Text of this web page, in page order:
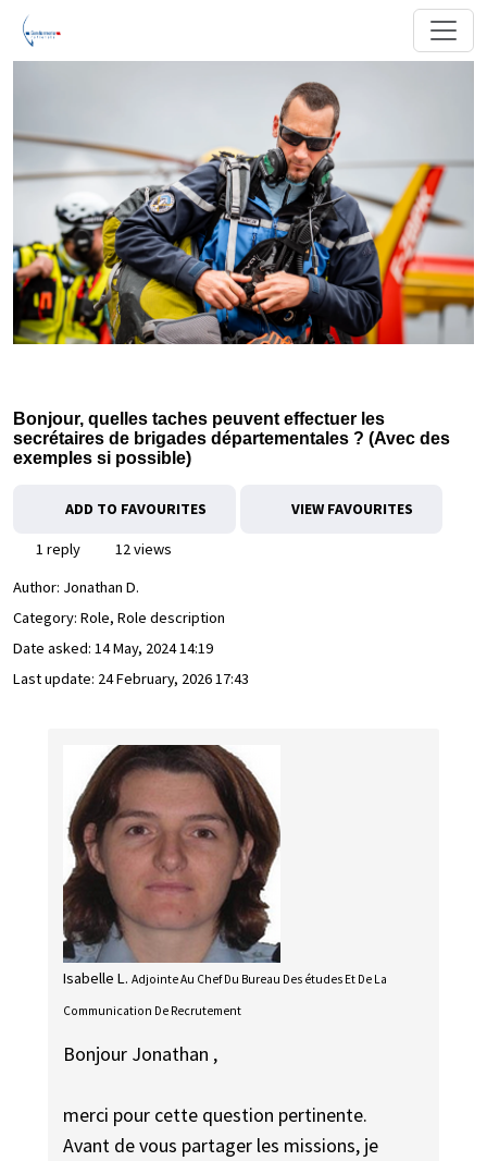
Bonjour, quelles taches peuvent effectuer les
secrétaires de brigades départementales ? (Avec des
exemples si possible)
ADD TO FAVOURITES VIEW FAVOURITES
1 reply
12 views
Author: Jonathan D.
Category: Role, Role description
Date asked: 14 May, 2024 14:19
Last update: 24 February, 2026 17:43
Isabelle L. Adjointe Au Chef Du Bureau Des études Et De La
Communication De Recrutement
Bonjour Jonathan ,
merci pour cette question pertinente.
Avant de vous partager les missions, je